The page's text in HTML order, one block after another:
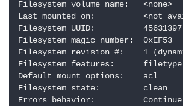
Filesystem volume name:   <none>
Last mounted on:          <not
Filesystem UUID:
Filesystem magic number:  0xEF53
Filesystem revision #:    1
Filesystem features:      filetype
Default mount options:    acl
Filesystem state:         clean
Errors behavior:          Continue